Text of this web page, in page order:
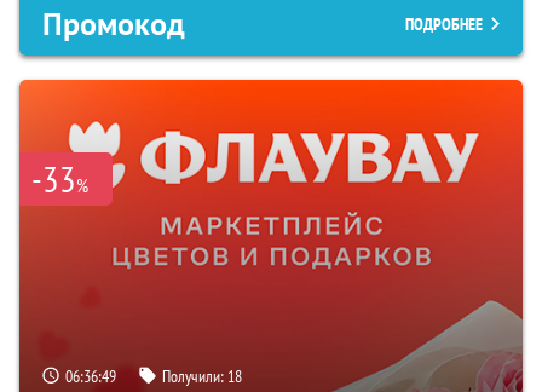
Промокод ПОДРОБНЕЕ
-33%
06:36:48 Получили: 18